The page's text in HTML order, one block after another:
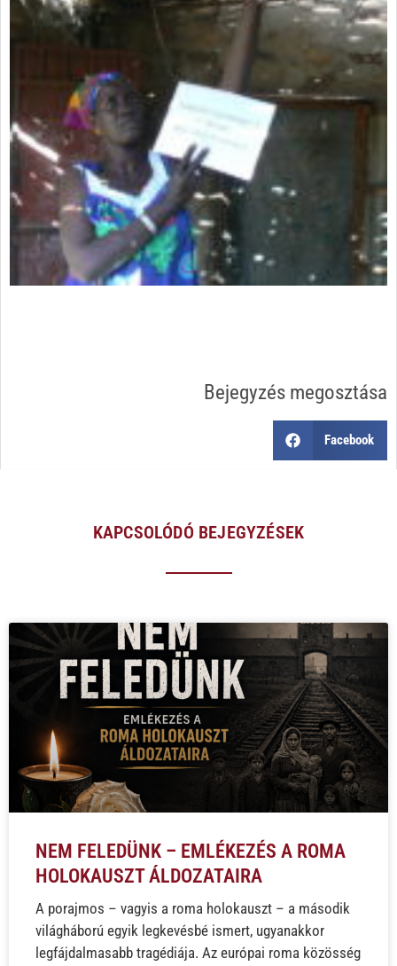
Bejegyzés megosztása
Facebook
KAPCSOLÓDÓ BEJEGYZÉSEK
NEM FELEDÜNK – EMLÉKEZÉS A ROMA
HOLOKAUSZT ÁLDOZATAIRA
A porajmos – vagyis a roma holokauszt – a második
világháború egyik legkevésbé ismert, ugyanakkor
legfájdalmasabb tragédiája. Az európai roma közösség